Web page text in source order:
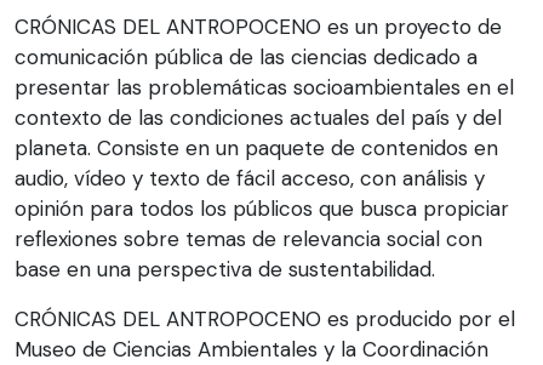
CRÓNICAS DEL ANTROPOCENO es un proyecto de
comunicación pública de las ciencias dedicado a
presentar las problemáticas socioambientales en el
contexto de las condiciones actuales del país y del
planeta. Consiste en un paquete de contenidos en
audio, vídeo y texto de fácil acceso, con análisis y
opinión para todos los públicos que busca propiciar
reflexiones sobre temas de relevancia social con
base en una perspectiva de sustentabilidad.
CRÓNICAS DEL ANTROPOCENO es producido por el
Museo de Ciencias Ambientales y la Coordinación